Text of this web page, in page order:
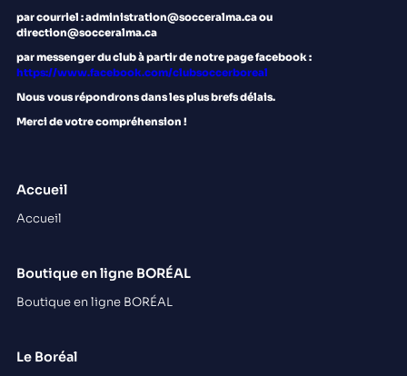
par courriel : administration@socceralma.ca ou
direction@socceralma.ca
par messenger du club à partir de notre page facebook :
https://www.facebook.com/clubsoccerboreal
Nous vous répondrons dans les plus brefs délais.
Merci de votre compréhension !
Accueil
Accueil
Boutique en ligne BORÉAL
Boutique en ligne BORÉAL
Le Boréal